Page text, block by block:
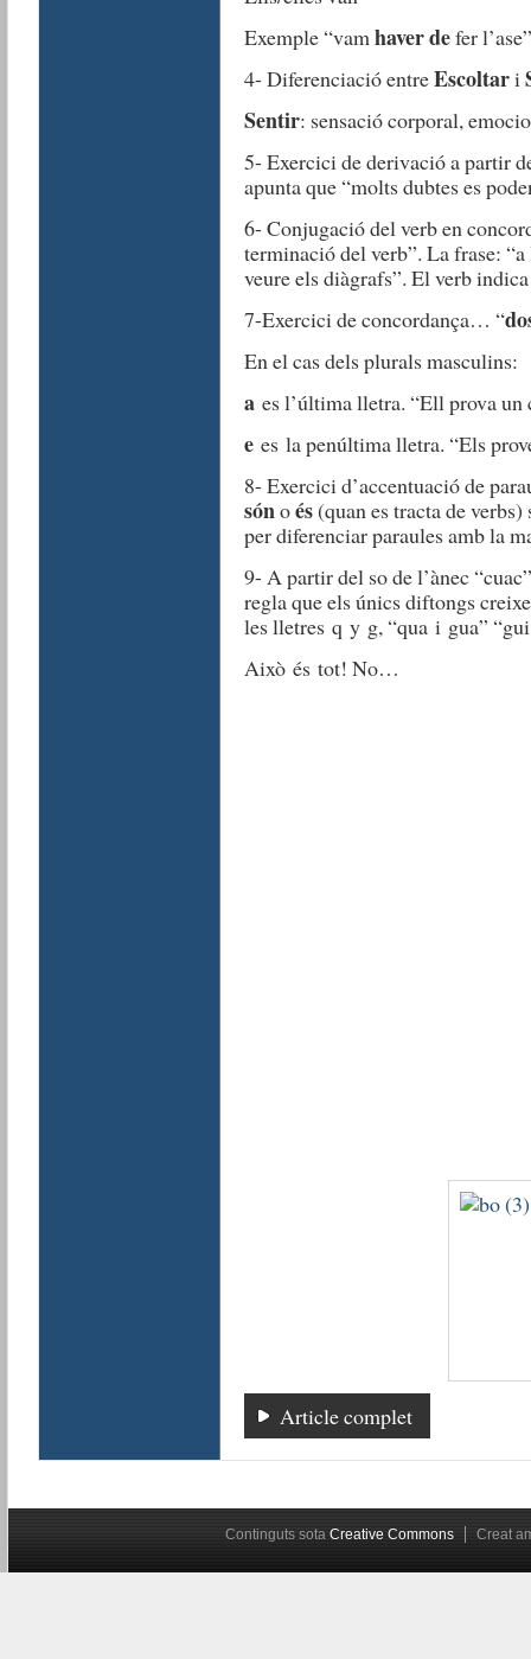
Exemple “vamhaver defer
4- Diferenciació entreEscoltari
Sentir: sensació corporal,
5- Exercici de derivació a partir
apunta que “molts dubtes es
6- Conjugació del verb en
terminació del verb”. La frase:
veure els diàgrafs”. El verb
7-Exercici de concordança… “
En el cas dels plurals masculins:
aes l’última lletra. “Ell prova un
ees la penúltima lletra. “Els
8- Exercici d’accentuació de
sónoés(quan es tracta de verbs)
per diferenciar paraules amb la
9- A partir del so de l’ànec
regla que els únics diftongs
les lletres q y g, “qua i gua”
Això és tot! No…
Article complet
Continguts sota Creative Commons Creat